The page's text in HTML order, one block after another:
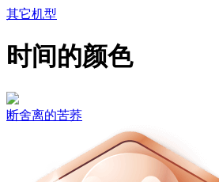
其它机型
时间的颜色
断舍离的苦荞